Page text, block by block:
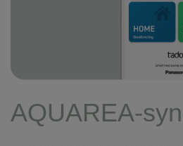
AQUAREA-